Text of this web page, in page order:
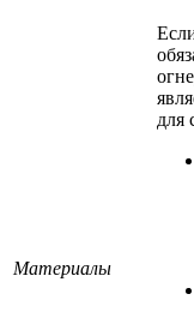
Материалы
для